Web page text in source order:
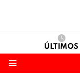
ÚLTIMOS